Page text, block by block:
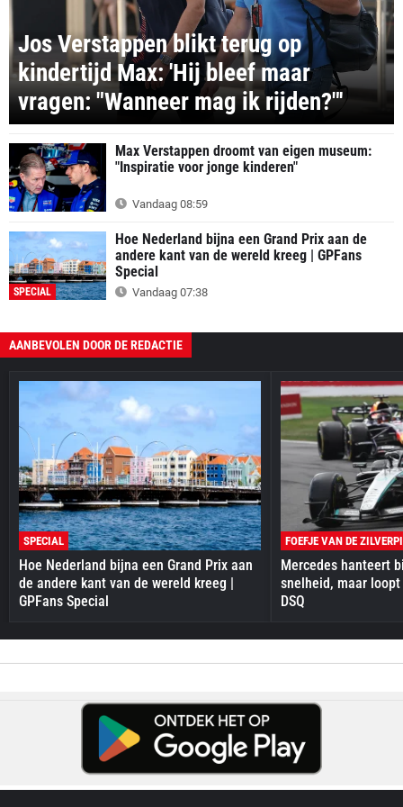
Jos Verstappen blikt terug op
kindertijd Max: 'Hij bleef maar
vragen: "Wanneer mag ik rijden?"'
Max Verstappen droomt van eigen museum:
"Inspiratie voor jonge kinderen"
Vandaag 08:59
SPECIAL
Hoe Nederland bijna een Grand Prix aan de
andere kant van de wereld kreeg | GPFans
Special
Vandaag 07:38
AANBEVOLEN DOOR DE REDACTIE
SPECIAL
Hoe Nederland bijna een Grand Prix aan
de andere kant van de wereld kreeg |
GPFans Special
FOEFJE VAN DE
Mercedes hanteert
snelheid, maar
DSQ